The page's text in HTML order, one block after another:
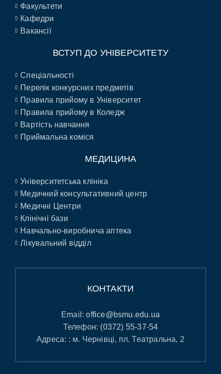
Факультети
Кафедри
Вакансії
ВСТУП ДО УНІВЕРСИТЕТУ
Спеціальності
Перелік конкурсних предметів
Правила прийому в Університет
Правила прийому в Коледж
Вартість навчання
Приймальна коміся
МЕДИЦИНА
Університетська клініка
Медичний консультативний центр
Медичні Центри
Клінічні бази
Навчально-виробнича аптека
Лікувальний відділ
КОНТАКТИ
Email:office@bsmu.edu.ua
Телефон: (0372) 55-37-54
Адреса: : м. Чернівці, пл. Театральна, 2